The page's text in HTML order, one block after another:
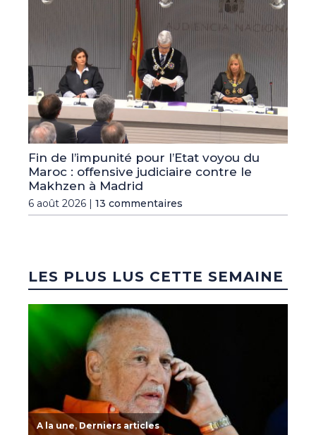
Fin de l’impunité pour l’Etat voyou du
Maroc : offensive judiciaire contre le
Makhzen à Madrid
6 août 2026 | 13 commentaires
LES PLUS LUS CETTE SEMAINE